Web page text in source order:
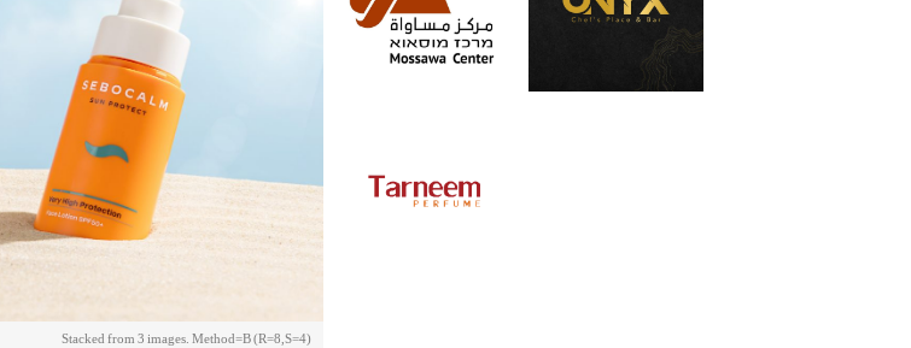
Stacked from 3 images. Method=B (R=8,S=4)